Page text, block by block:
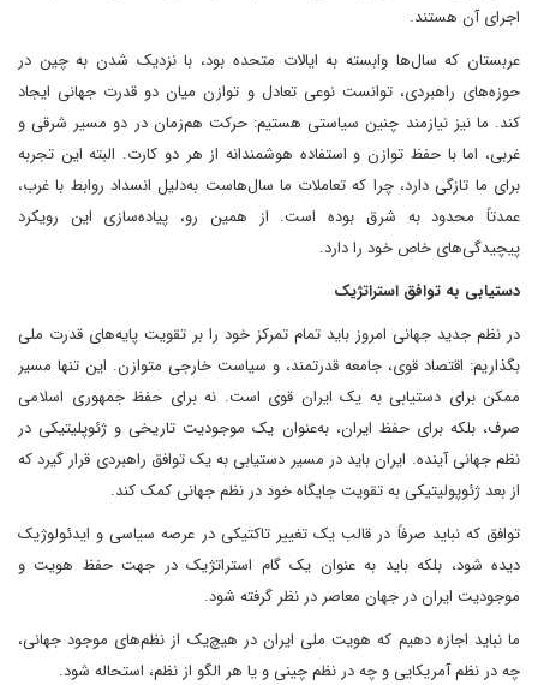
اجرای آن هستند.
عربستان که سال‌ها وابسته به ایالات متحده بود، با نزدیک شدن به چین در
حوزه‌های راهبردی، توانست نوعی تعادل و توازن میان دو قدرت جهانی ایجاد
کند. ما نیز نیازمند چنین سیاستی هستیم: حرکت هم‌زمان در دو مسیر شرقی و
غربی، اما با حفظ توازن و استفاده هوشمندانه از هر دو کارت. البته این تجربه
برای ما تازگی دارد، چرا که تعاملات ما سال‌هاست به‌دلیل انسداد روابط با غرب،
عمدتاً محدود به شرق بوده است. از همین رو، پیاده‌سازی این رویکرد
پیچیدگی‌های خاص خود را دارد.
دستیابی به توافق استراتژیک
در نظم جدید جهانی امروز باید تمام تمرکز خود را بر تقویت پایه‌های قدرت ملی
بگذاریم: اقتصاد قوی، جامعه قدرتمند، و سیاست خارجی متوازن. این تنها مسیر
ممکن برای دستیابی به یک ایران قوی است. نه برای حفظ جمهوری اسلامی
صرف، بلکه برای حفظ ایران، به‌عنوان یک موجودیت تاریخی و ژئوپلیتیکی در
نظم جهانی آینده. ایران باید در مسیر دستیابی به یک توافق راهبردی قرار گیرد که
از بعد ژئوپولیتیکی به تقویت جایگاه خود در نظم جهانی کمک کند.
توافق که نباید صرفاً در قالب یک تغییر تاکتیکی در عرصه سیاسی و ایدئولوژیک
دیده شود، بلکه باید به عنوان یک گام استراتژیک در جهت حفظ هویت و
موجودیت ایران در جهان معاصر در نظر گرفته شود.
ما نباید اجازه دهیم که هویت ملی ایران در هیچ‌یک از نظم‌های موجود جهانی،
چه در نظم آمریکایی و چه در نظم چینی و یا هر الگو از نظم، استحاله شود.